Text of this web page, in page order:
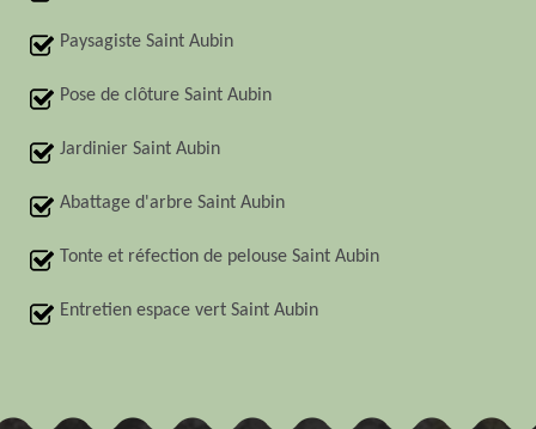
Paysagiste Saint Aubin
Pose de clôture Saint Aubin
Jardinier Saint Aubin
Abattage d'arbre Saint Aubin
Tonte et réfection de pelouse Saint Aubin
Entretien espace vert Saint Aubin